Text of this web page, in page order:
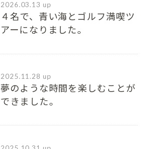
2026.03.13 up
４名で、青い海とゴルフ満喫ツ
アーになりました。
2025.11.28 up
夢のような時間を楽しむことが
できました。